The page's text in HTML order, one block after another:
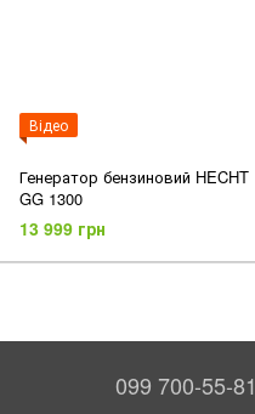
Відео
Генератор бензиновий HECHT
GG 1300
13 999 грн
099 700-55-81